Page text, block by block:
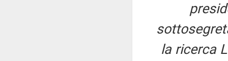
la ricerca